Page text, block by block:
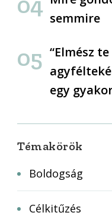
semmire
“Elmész
egy
Témakörök
Boldogság
Célkitűzés